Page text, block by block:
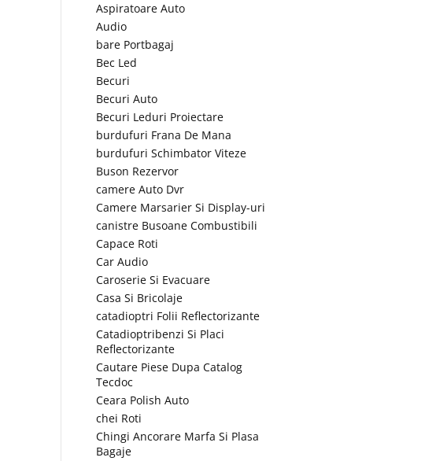
Aspiratoare Auto
Audio
bare Portbagaj
Bec Led
Becuri
Becuri Auto
Becuri Leduri Proiectare
burdufuri Frana De Mana
burdufuri Schimbator Viteze
Buson Rezervor
camere Auto Dvr
Camere Marsarier Si Display-uri
canistre Busoane Combustibili
Capace Roti
Car Audio
Caroserie Si Evacuare
Casa Si Bricolaje
catadioptri Folii Reflectorizante
Catadioptribenzi Si Placi
Reflectorizante
Cautare Piese Dupa Catalog
Tecdoc
Ceara Polish Auto
chei Roti
Chingi Ancorare Marfa Si Plasa
Bagaje